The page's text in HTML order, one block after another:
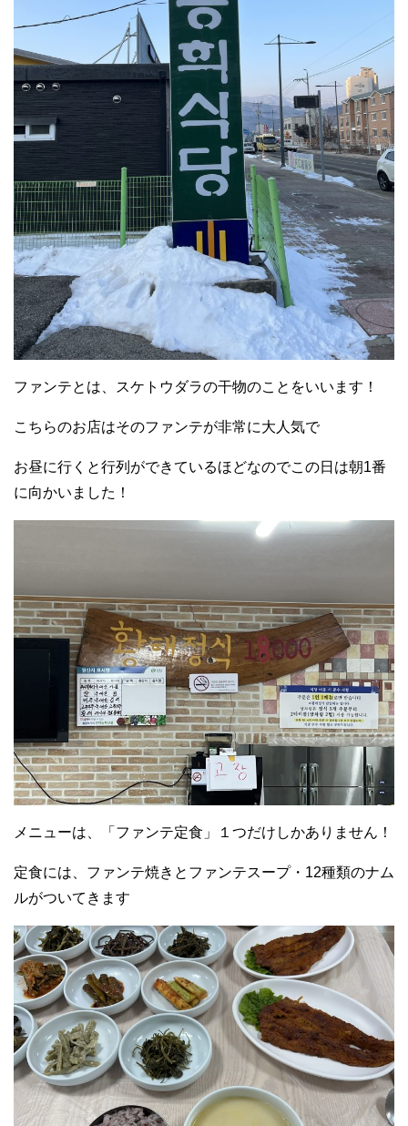
ファンテとは、スケトウダラの干物のことをいいます！
こちらのお店はそのファンテが非常に大人気で
お昼に行くと行列ができているほどなのでこの日は朝1番
に向かいました！
メニューは、「ファンテ定食」１つだけしかありません！
定食には、ファンテ焼きとファンテスープ・12種類のナム
ルがついてきます